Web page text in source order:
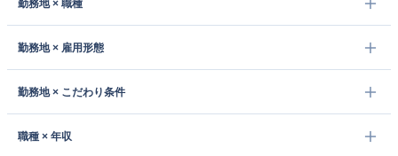
勤務地 × 職種
勤務地 × 雇用形態
勤務地 × こだわり条件
職種 × 年収